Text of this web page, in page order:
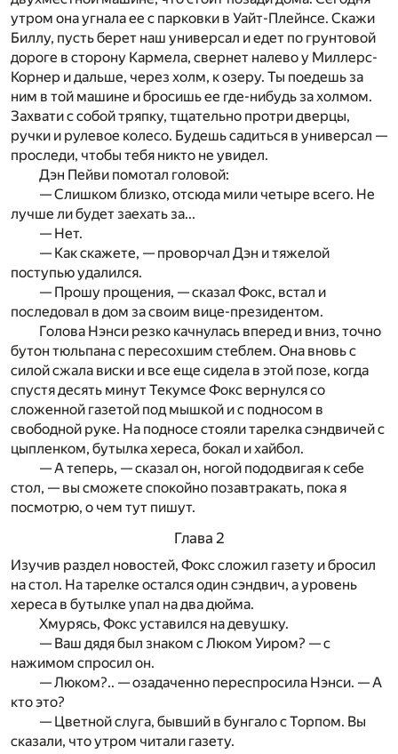
утром она угнала ее с парковки в Уайт-Плейнсе. Скажи
Биллу, пусть берет наш универсал и едет по грунтовой
дороге в сторону Кармела, свернет налево у Миллерс-
Корнер и дальше, через холм, к озеру. Ты поедешь за
ним в той машине и бросишь ее где-нибудь за холмом.
Захвати с собой тряпку, тщательно протри дверцы,
ручки и рулевое колесо. Будешь садиться в универсал —
проследи, чтобы тебя никто не увидел.
Дэн Пейви помотал головой:
— Слишком близко, отсюда мили четыре всего. Не
лучше ли будет заехать за...
— Нет.
— Как скажете, — проворчал Дэн и тяжелой
поступью удалился.
— Прошу прощения, — сказал Фокс, встал и
последовал в дом за своим вице-президентом.
Голова Нэнси резко качнулась вперед и вниз, точно
бутон тюльпана с пересохшим стеблем. Она вновь с
силой сжала виски и все еще сидела в этой позе, когда
спустя десять минут Текумсе Фокс вернулся со
сложенной газетой под мышкой и с подносом в
свободной руке. На подносе стояли тарелка сэндвичей с
цыпленком, бутылка хереса, бокал и хайбол.
— А теперь, — сказал он, ногой пододвигая к себе
стол, — вы сможете спокойно позавтракать, пока я
посмотрю, о чем тут пишут.
Глава 2
Изучив раздел новостей, Фокс сложил газету и бросил
на стол. На тарелке остался один сэндвич, а уровень
хереса в бутылке упал на два дюйма.
Хмурясь, Фокс уставился на девушку.
— Ваш дядя был знаком с Люком Уиром? — с
нажимом спросил он.
— Люком?.. — озадаченно переспросила Нэнси. — А
кто это?
— Цветной слуга, бывший в бунгало с Торпом. Вы
сказали, что утром читали газету.